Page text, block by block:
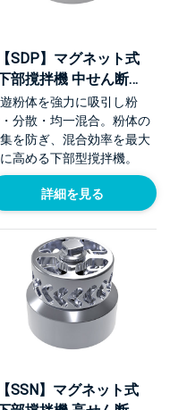
【SDP】マグネット式
部撹拌機 中せん断・
砕モデル
粉体を強力に吸引し粉
分散・均一混合。粉体の
を防ぎ、混合効率を最大
高める下部型撹拌機。
詳細を見る
【SSN】マグネット式